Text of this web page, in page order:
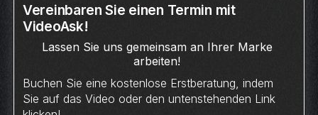
Vereinbaren Sie einen Termin mit
VideoAsk!
Lassen Sie uns gemeinsam an Ihrer Marke
arbeiten!
Buchen Sie eine kostenlose Erstberatung, indem
Sie auf das Video oder den untenstehenden Link